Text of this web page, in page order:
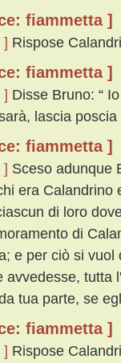
fiammetta ]
] Rispose
fiammetta ]
] Disse Bruno: “
lascia poscia
fiammetta ]
] Sceso adunque
era Calandrino
di loro
di
e per ciò si vuol
avvedesse, tutta
tua parte, se
fiammetta ]
] Rispose